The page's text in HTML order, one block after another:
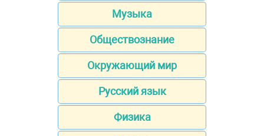
Музыка
Обществознание
Окружающий мир
Русский язык
Физика